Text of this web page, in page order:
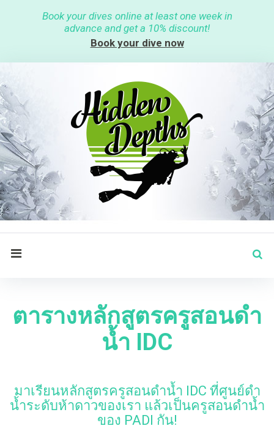
c
o
n
t
e
n
t
Book your dives online at least one week in
advance and get a 10% discount!
Book your dive now
e
D
c
ตารางหลักสูตรครูสอนดำ
น้ำ IDC
มาเรียนหลักสูตรครูสอนดำน้ำ IDC ที่ศูนย์ดำ
น้ำระดับห้าดาวของเรา แล้วเป็นครูสอนดำน้ำ
ของ PADI กัน!